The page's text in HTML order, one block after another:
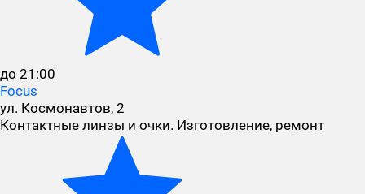
до 21:00
Focus
ул. Космонавтов, 2
Контактные линзы и очки. Изготовление, ремонт